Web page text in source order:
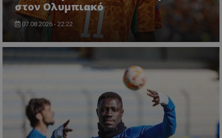
στον Ολυμπιακό
07.08.2026 - 22:22